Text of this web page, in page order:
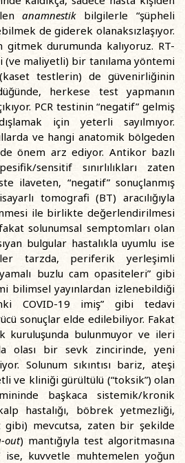
anamnestikbilgilerle “şüpheli
de giderek olanaksızlaşıyor.
durumunda kalıyoruz. RT-
(ve maliyetli) bir tanılama yöntemi
testlerin) de güvenirliğinin
herkese test yapmanın
PCR testinin “negatif” gelmiş
için yeterli sayılmıyor.
ve hangi anatomik bölgeden
önem arz ediyor. Antikor bazlı
sensitif sınırlılıkları zaten
ilaveten, “negatif” sonuçlanmış
tomografi (BT) aracılığıyla
ile birlikte değerlendirilmesi
solunumsal semptomları olan
bulgular hastalıkla uyumlu ise
tarzda, periferik yerleşimli
buzlu cam opasiteleri” gibi
bilimsel yayınlardan izlenebildiği
COVID-19 imiş” gibi tedavi
sonuçlar elde edilebiliyor. Fakat
kuruluşunda bulunmuyor ve ileri
olası bir sevk zincirinde, yeni
Solunum sıkıntısı bariz, ateşi
ve kliniği gürültülü (“toksik”) olan
başkaca sistemik/kronik
hastalığı, böbrek yetmezliği,
gibi) mevcutsa, zaten bir şekilde
out) mantığıyla test algoritmasına
ise, kuvvetle muhtemelen yoğun